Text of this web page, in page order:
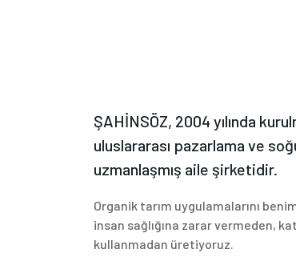
Pazarlama
ŞAHİNSÖZ, 2004 yılında
uluslararası pazarlama ve
uzmanlaşmış aile şirketidir.
Organik tarım uygulamalarını
insan sağlığına zarar vermeden,
kullanmadan üretiyoruz.